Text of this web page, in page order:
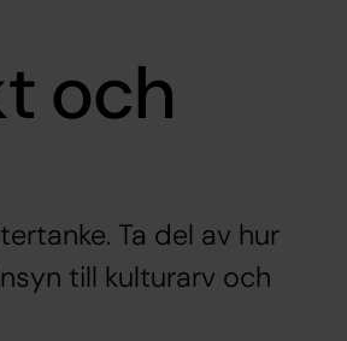
och
Ta del av hur
till kulturarv och